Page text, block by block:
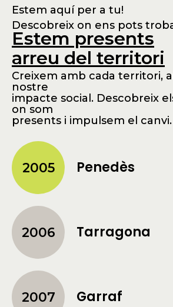
Estem aquí per a tu!
Descobreix on ens pots
Estem presents
arreu del territori
Creixem amb cada territori,
nostre
impacte social. Descobreix
on som
presents i impulsem el canvi.
2005 Penedès
2006 Tarragona
2007 Garraf